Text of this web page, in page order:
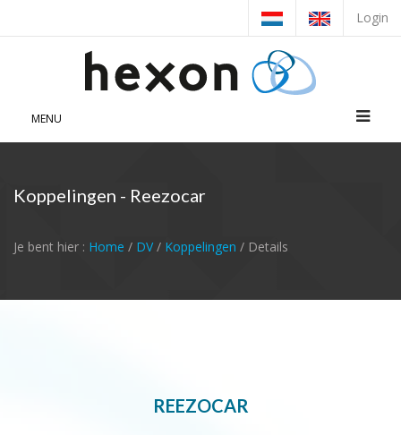
Login
MENU
Koppelingen - Reezocar
Je bent hier : Home / DV/ Koppelingen / Details
REEZOCAR